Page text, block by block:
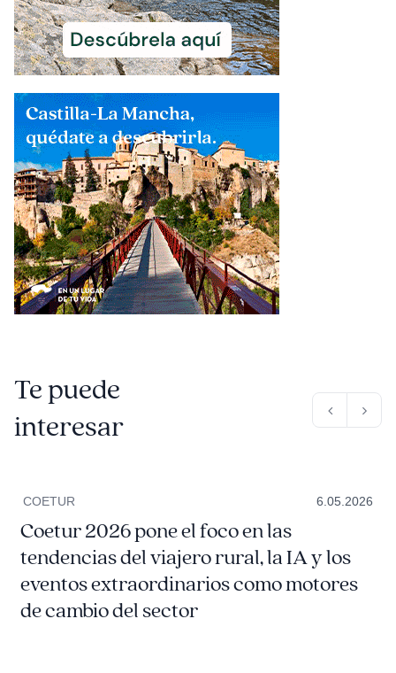
Te puede
interesar
COETUR 6.05.2026
Coetur 2026 pone el foco en las
tendencias del viajero rural, la IA y los
eventos extraordinarios como motores
de cambio del sector